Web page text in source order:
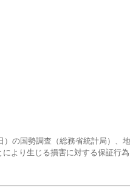
の国勢調査（総務省統計局）、
より生じる損害に対する保証行